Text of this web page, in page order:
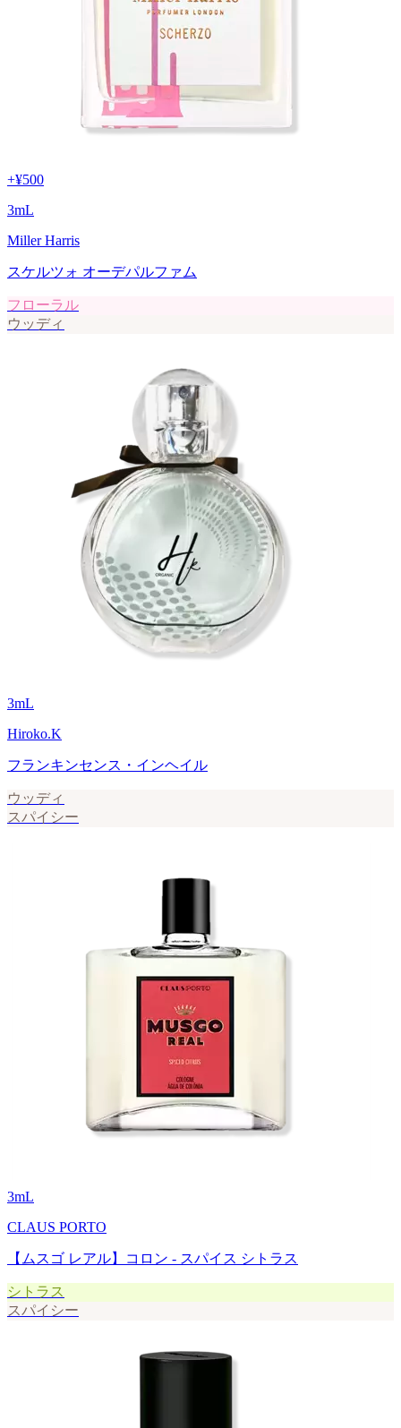
+¥500
3mL
Miller Harris
スケルツォ オーデパルファム
フローラル
ウッディ
3mL
Hiroko.K
フランキンセンス・インヘイル
ウッディ
スパイシー
3mL
CLAUS PORTO
【ムスゴ レアル】コロン - スパイス シトラス
シトラス
スパイシー